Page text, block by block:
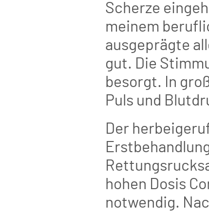
Scherze
meinem
ausgeprägte
gut. Die
besorgt. In
Puls und
Der
hohen Dosis
notwendig.